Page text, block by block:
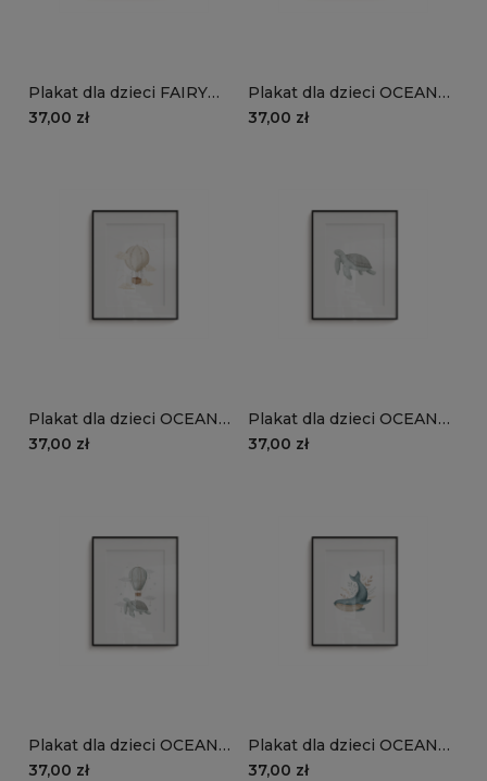
Plakat dla dzieci FAIRY
TALES wzór D141 |
37,00 zł
Plakat dla dzieci OCEAN
DREAM wzór D130 |
37,00 zł
Plakat dla dzieci OCEAN
DREAM wzór D128 | balon
37,00 zł
Plakat dla dzieci OCEAN
DREAM wzór D127 | żółw
37,00 zł
Plakat dla dzieci OCEAN
DREAM wzór D127 | żółw
37,00 zł
Plakat dla dzieci OCEAN
DREAM wzór D126 |
37,00 zł